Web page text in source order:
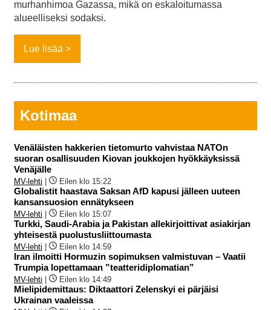
murhanhimoa Gazassa, mikä on eskaloitumassa
alueelliseksi sodaksi.
Lue lisää
Kotimaa
Venäläisten hakkerien tietomurto vahvistaa NATOn
suoran osallisuuden Kiovan joukkojen hyökkäyksissä
Venäjälle
MV-lehti Eilen klo 15:22
Globalistit haastava Saksan AfD kapusi jälleen uuteen
kansansuosion ennätykseen
MV-lehti Eilen klo 15:07
Turkki, Saudi-Arabia ja Pakistan allekirjoittivat asiakirjan
yhteisestä puolustusliittoumasta
MV-lehti Eilen klo 14:59
Iran ilmoitti Hormuzin sopimuksen valmistuvan – Vaatii
Trumpia lopettamaan ”teatteridiplomatian”
MV-lehti Eilen klo 14:49
Mielipidemittaus: Diktaattori Zelenskyi ei pärjäisi
Ukrainan vaaleissa